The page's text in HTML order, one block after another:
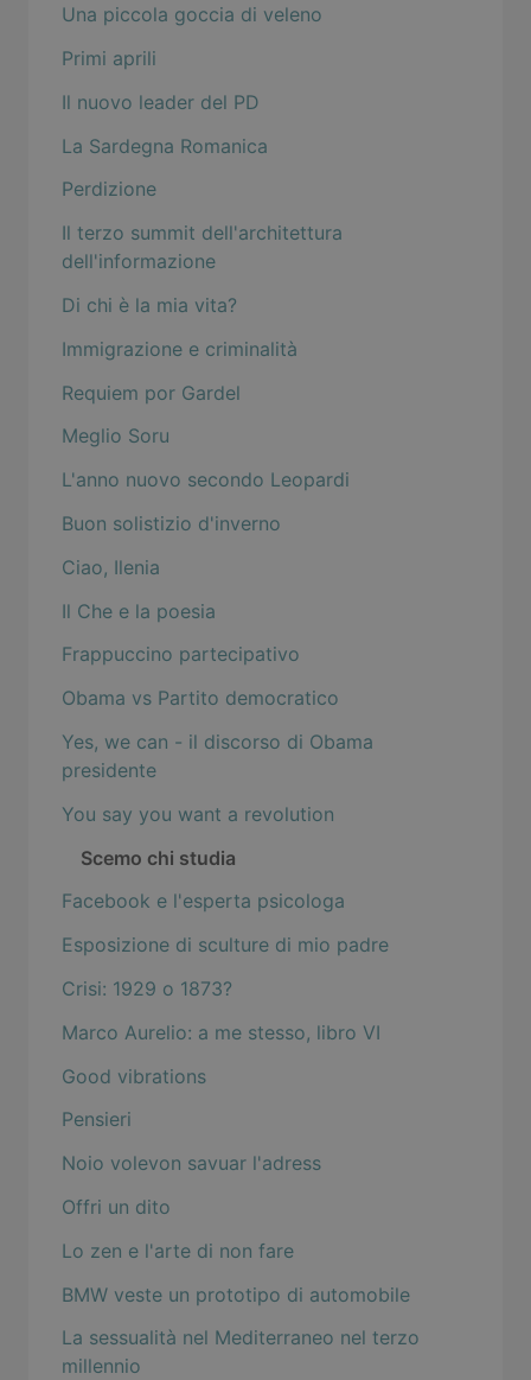
Una piccola goccia di veleno
Primi aprili
Il nuovo leader del PD
La Sardegna Romanica
Perdizione
Il terzo summit dell'architettura
dell'informazione
Di chi è la mia vita?
Immigrazione e criminalità
Requiem por Gardel
Meglio Soru
L'anno nuovo secondo Leopardi
Buon solistizio d'inverno
Ciao, Ilenia
Il Che e la poesia
Frappuccino partecipativo
Obama vs Partito democratico
Yes, we can - il discorso di Obama
presidente
You say you want a revolution
Scemo chi studia
Facebook e l'esperta psicologa
Esposizione di sculture di mio padre
Crisi: 1929 o 1873?
Marco Aurelio: a me stesso, libro VI
Good vibrations
Pensieri
Noio volevon savuar l'adress
Offri un dito
Lo zen e l'arte di non fare
BMW veste un prototipo di automobile
La sessualità nel Mediterraneo nel terzo
millennio